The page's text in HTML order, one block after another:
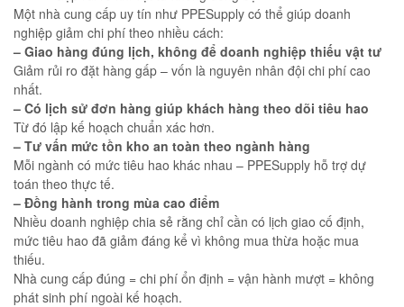
Một nhà cung cấp uy tín như PPESupply có thể giúp doanh
nghiệp giảm chi phí theo nhiều cách:
– Giao hàng đúng lịch, không để doanh nghiệp thiếu vật tư
Giảm rủi ro đặt hàng gấp – vốn là nguyên nhân đội chi phí cao
nhất.
– Có lịch sử đơn hàng giúp khách hàng theo dõi tiêu hao
Từ đó lập kế hoạch chuẩn xác hơn.
– Tư vấn mức tồn kho an toàn theo ngành hàng
Mỗi ngành có mức tiêu hao khác nhau – PPESupply hỗ trợ dự
toán theo thực tế.
– Đồng hành trong mùa cao điểm
Nhiều doanh nghiệp chia sẻ rằng chỉ cần có lịch giao cố định,
mức tiêu hao đã giảm đáng kể vì không mua thừa hoặc mua
thiếu.
Nhà cung cấp đúng = chi phí ổn định = vận hành mượt = không
phát sinh phí ngoài kế hoạch.